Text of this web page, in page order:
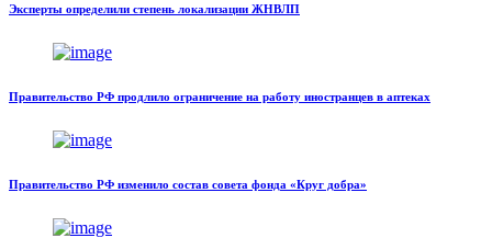
Эксперты определили степень локализации ЖНВЛП
Правительство РФ продлило ограничение на работу иностранцев в аптеках
Правительство РФ изменило состав совета фонда «Круг добра»